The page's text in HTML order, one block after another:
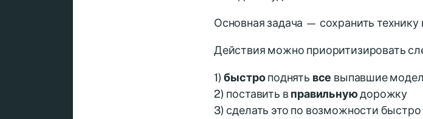
Основная задача — сохранить
Действия можно приоритизировать
1)быстроподнять все выпавшие
2) поставить вправильнуюдорожку
3) сделать это по возможности быстро